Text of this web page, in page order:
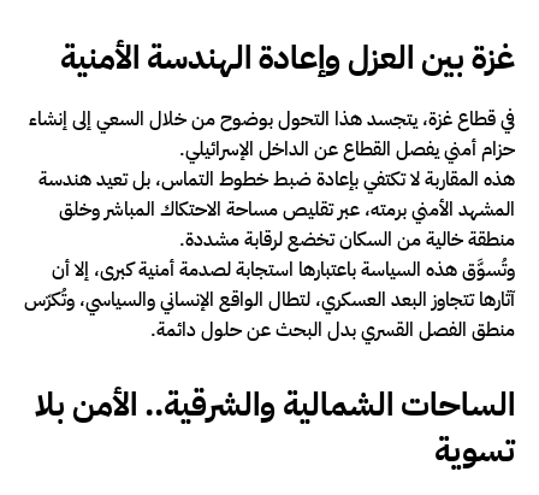
غزة بين العزل وإعادة الهندسة الأمنية
في قطاع غزة، يتجسد هذا التحول بوضوح من خلال السعي إلى إنشاء
حزام أمني يفصل القطاع عن الداخل الإسرائيلي.
هذه المقاربة لا تكتفي بإعادة ضبط خطوط التماس، بل تعيد هندسة
المشهد الأمني برمته، عبر تقليص مساحة الاحتكاك المباشر وخلق
منطقة خالية من السكان تخضع لرقابة مشددة.
وتُسوَّق هذه السياسة باعتبارها استجابة لصدمة أمنية كبرى، إلا أن
آثارها تتجاوز البعد العسكري، لتطال الواقع الإنساني والسياسي، وتُكرّس
منطق الفصل القسري بدل البحث عن حلول دائمة.
الساحات الشمالية والشرقية.. الأمن بلا
تسوية